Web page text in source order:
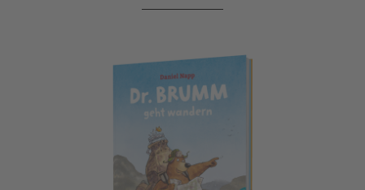
Dr. Brumm: Dr. Brumm geht wandern